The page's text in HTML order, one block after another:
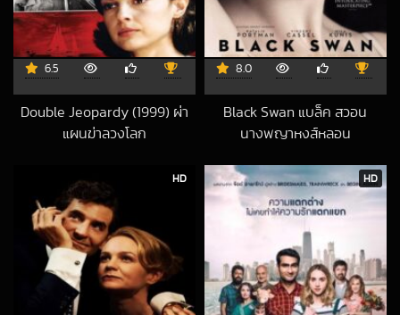
6.5
Double Jeopardy (1999) ผ่า
แผนฆ่าลวงโลก
8.0
Black Swan แบล็ค สวอน
นางพญาหงส์หลอน
HD HD